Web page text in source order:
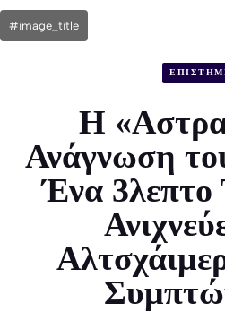
#image_title
Η
Ανάγνωση
Ένα 3λεπτο